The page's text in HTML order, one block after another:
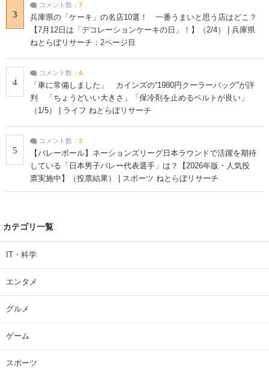
3
コメント数： 7
兵庫県の「ケーキ」の名店10選！ 一番うまいと思う店はどこ？
【7月12日は「デコレーションケーキの日」！】（2/4） | 兵庫県
ねとらぼリサーチ：2ページ目
4
コメント数： 4
「車に常備しました」 カインズの“1980円クーラーバッグ”が評
判 「ちょうどいい大きさ」「保冷剤を止めるベルトが良い」
（1/5） | ライフ ねとらぼリサーチ
5
コメント数： 3
【バレーボール】ネーションズリーグ日本ラウンドで活躍を期待
している「日本男子バレー代表選手」は？【2026年版・人気投
票実施中】（投票結果） | スポーツ ねとらぼリサーチ
カテゴリ一覧
IT・科学
エンタメ
グルメ
ゲーム
スポーツ